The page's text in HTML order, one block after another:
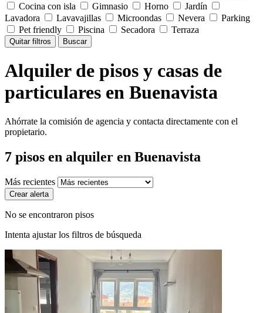
Cocina con isla
Gimnasio Horno
Jardín
Lavadora
Lavavajillas Microondas Nevera
Parking
Pet friendly
Piscina Secadora Terraza
Quitar filtros Buscar
Alquiler de pisos y casas de
particulares en Buenavista
Ahórrate la comisión de agencia y contacta directamente con el
propietario.
7 pisos en alquiler en Buenavista
Más recientes
Crear alerta
No se encontraron pisos
Intenta ajustar los filtros de búsqueda